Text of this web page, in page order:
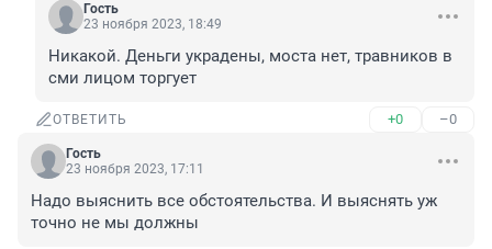
Гость
23 ноября 2023, 18:49
Никакой. Деньги украдены, моста нет, травников в
сми лицом торгует
ОТВЕТИТЬ +0 –0
Гость
23 ноября 2023, 17:11
Надо выяснить все обстоятельства. И выяснять уж
точно не мы должны